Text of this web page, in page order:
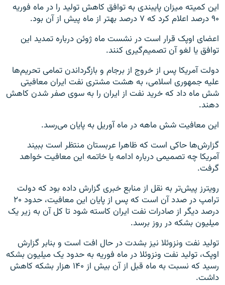
این کمیته میزان پایبندی به توافق کاهش تولید را در ماه فوریه
۹۰ درصد اعلام کرد که ۷ درصد بهتر از ماه پیش از آن بود.
اعضای اوپک قرار است در نشست ماه ژوئن درباره تمدید این
توافق یا لغو آن تصمیم‌گیری کنند.
دولت آمریکا پس از خروج از برجام و بازگرداندن تمامی تحریم‌ها
علیه جمهوری اسلامی، به هشت مشتری نفت ایران معافیتی
شش ماه داد که خرید نفت از ایران را به سوی صفر شدن کاهش
دهند.
این معافیت شش ماهه در ماه آوریل به پایان می‌رسد.
گزارش‌ها حاکی است که ظاهرا عربستان منتظر است ببیند
آمریکا چه تصمیمی درباره ادامه یا خاتمه این معافیت خواهد
گرفت.
رویترز پیش‌تر به نقل از منابع خبری گزارش داده بود که دولت
ترامپ در صدد آن است که پس از پایان این معافیت، حدود ۲۰
درصد دیگر از صادرات نفت ایران کاسته شود تا کل آن به زیر یک
میلیون بشکه در روز برسد.
تولید نفت ونزوئلا نیز بشدت در حال افت است و بنابر گزارش
اوپک، تولید نفت ونزوئلا در ماه فوریه به حدود یک میلیون بشکه
رسید که نسبت به ماه قبل از آن بیش از ۱۴۰ هزار بشکه کاهش
داشت.